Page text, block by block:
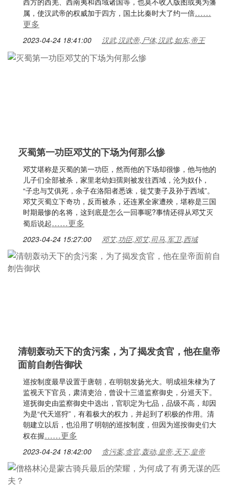
属，使汉武帝的权威加于四方，国土比秦时大了约一倍……
更多
2023-04-24 18:41:00 汉武,汉武帝,尸体,汉武,如东,帝王
灭蜀第一功臣邓艾的下场为何那么惨
邓艾堪称是灭蜀的第一功臣，然而他的下场却很惨，他与他的
儿子们全部被杀，家里老幼妇孺则被发往西域，沦为奴仆，
“子忠与艾俱死，余子在洛阳者悉诛，徙艾妻子及孙于西域”。
邓艾灭蜀立下奇功，反而被杀，还连累全家遭殃，堪称是三国
时期最惨的名将，这到底是怎么一回事呢?事情还得从邓艾灭
蜀后说起……更多
2023-04-24 15:27:00 邓艾,功臣,邓艾,司马,军卫,西域
清朝轰动天下的贪污案，为了揭发贪官，他在皇帝
面前自刎告御状
巡按制度最早设置于唐朝，在明朝发扬光大。明成祖朱棣为了
监视天下官员，肃清吏治，曾设十三道监察御史，分巡天下。
巡抚御史由监察御史中选出，官职定为七品，品级不高，却因
为是“代天巡狩”，有着极大的权力，并起到了积极的作用。清
朝建立以后，也沿用了明朝的巡按制度，但因为巡按御史们大
权在握……更多
2023-04-24 18:42:00 贪污案,贪官,轰动,皇帝,天下,皇帝